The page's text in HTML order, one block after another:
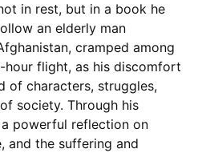
in rest, but in a book he
an elderly man
cramped among
hour flight, as his discomfort
of characters, struggles,
society. Through his
powerful reflection on
and the suffering and